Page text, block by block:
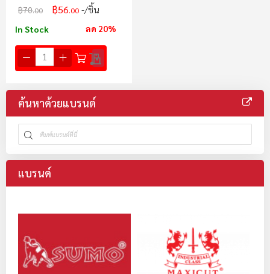
฿70.00 ฿56.00 /ชิ้น
In Stock ลด 20%
ค้นหาด้วยแบรนด์
แบรนด์